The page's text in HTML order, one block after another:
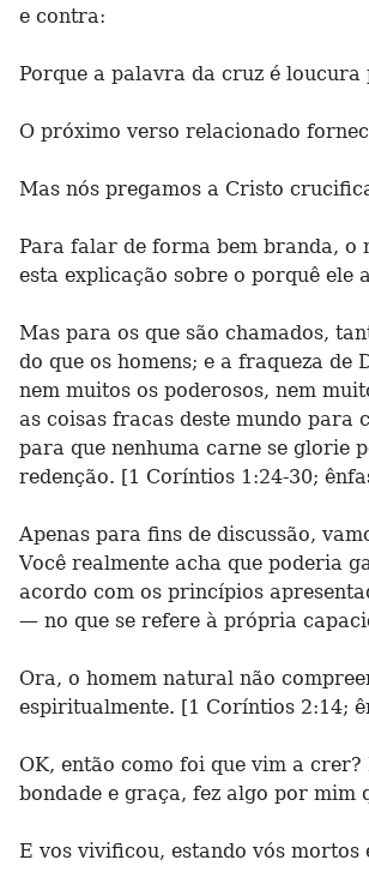
e contra:
Porque a palavra da cruz é loucura
O próximo verso relacionado
Mas nós pregamos a Cristo
Para falar de forma bem branda, o
esta explicação sobre o porquê ele
Mas para os que são chamados,
do que os homens; e a fraqueza de
nem muitos os poderosos, nem
as coisas fracas deste mundo para
para que nenhuma carne se glorie
redenção. [1 Coríntios 1:24-30;
Apenas para fins de discussão,
Você realmente acha que poderia
acordo com os princípios
— no que se refere à própria
Ora, o homem natural não
espiritualmente. [1 Coríntios 2:14;
OK, então como foi que vim a
bondade e graça, fez algo por mim
E vos vivificou, estando vós mortos